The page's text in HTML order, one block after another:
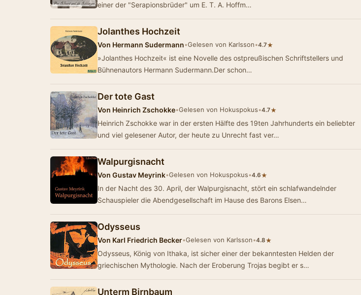
einer der "Serapionsbrüder" um E. T. A. Hoffm…
Jolanthes Hochzeit
Von Hermann Sudermann•Gelesen von Karlsson•4.7★
»Jolanthes Hochzeit« ist eine Novelle des ostpreußischen Schriftstellers und
Bühnenautors Hermann Sudermann.Der schon…
Der tote Gast
Von Heinrich Zschokke•Gelesen von Hokuspokus•4.7★
Heinrich Zschokke war in der ersten Hälfte des 19ten Jahrhunderts ein beliebter
und viel gelesener Autor, der heute zu Unrecht fast ver…
Walpurgisnacht
Von Gustav Meyrink•Gelesen von Hokuspokus•4.6★
In der Nacht des 30. April, der Walpurgisnacht, stört ein schlafwandelnder
Schauspieler die Abendgesellschaft im Hause des Barons Elsen…
Odysseus
Von Karl Friedrich Becker•Gelesen von Karlsson•4.8★
Odysseus, König von Ithaka, ist sicher einer der bekanntesten Helden der
griechischen Mythologie. Nach der Eroberung Trojas begibt er s…
Unterm Birnbaum